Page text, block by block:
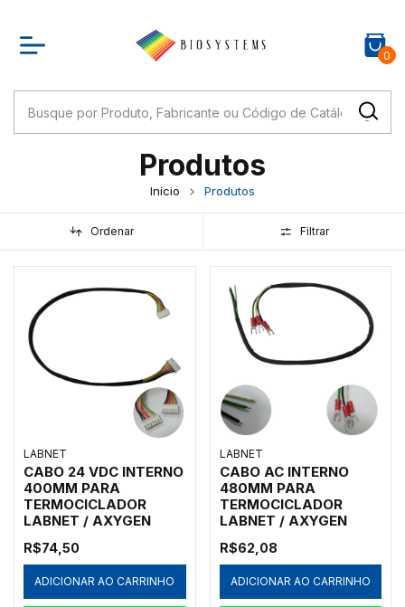
0
Produtos
Início Produtos
Ordenar Filtrar
LABNET
CABO 24 VDC INTERNO
400MM PARA
TERMOCICLADOR
LABNET / AXYGEN
R$74,50
ADICIONAR AO CARRINHO
LABNET
CABO AC INTERNO
480MM PARA
TERMOCICLADOR
LABNET / AXYGEN
R$62,08
ADICIONAR AO CARRINHO